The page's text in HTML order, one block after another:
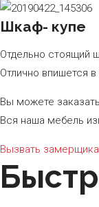
Шкаф- купе
Отдельно стоящий
Отлично впишется
Вы можете
Вся наша мебель
Вызвать замерщика